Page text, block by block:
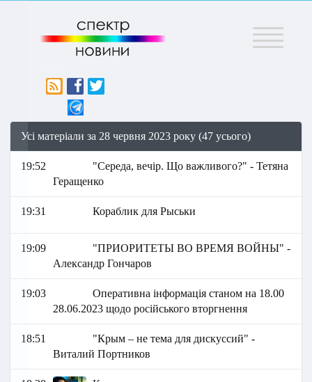
Меню
Усі матеріали за 28 червня 2023 року (47 усього)
19:52
"Середа, вечір. Що важливого?" - Тетяна
Геращенко
19:31 Кораблик для Рыськи
19:09
"ПРИОРИТЕТЫ ВО ВРЕМЯ ВОЙНЫ" -
Александр Гончаров
19:03
Оперативна інформація станом на 18.00
28.06.2023 щодо російського вторгнення
18:51
"Крым – не тема для дискуссий" -
Виталий Портников